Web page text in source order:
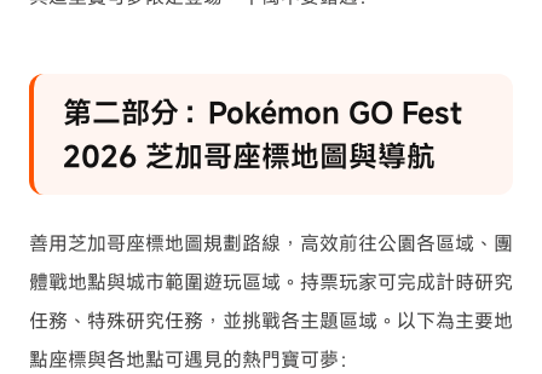
第二部分：Pokémon GO Fest
2026 芝加哥座標地圖與導航
善用芝加哥座標地圖規劃路線，高效前往公園各區域、團
體戰地點與城市範圍遊玩區域。持票玩家可完成計時研究
任務、特殊研究任務，並挑戰各主題區域。以下為主要地
點座標與各地點可遇見的熱門寶可夢：